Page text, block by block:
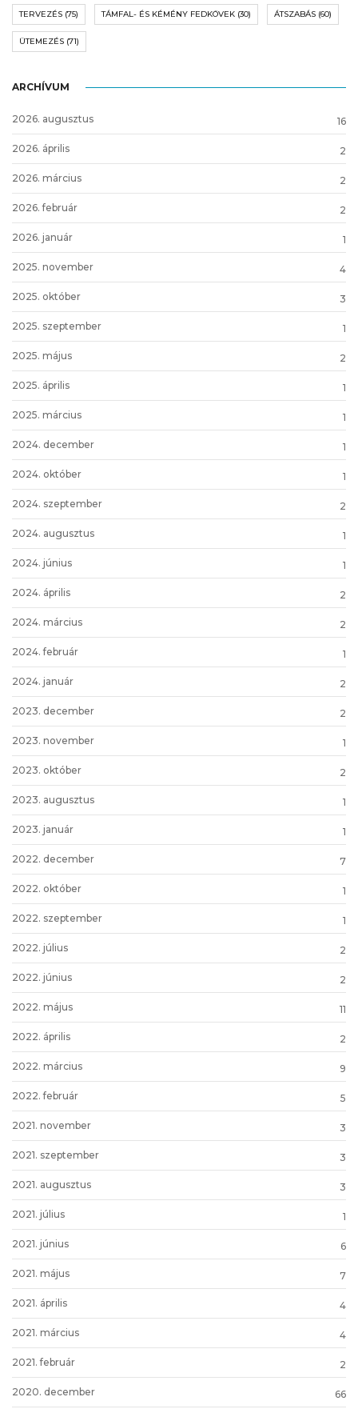
TERVEZÉS (75) TÁMFAL- ÉS KÉMÉNY FEDKÖVEK (30) ÁTSZABÁS (60)
ÜTEMEZÉS (71)
ARCHÍVUM
2026. augusztus 16
2026. április 2
2026. március 2
2026. február 2
2026. január 1
2025. november 4
2025. október 3
2025. szeptember 1
2025. május 2
2025. április 1
2025. március 1
2024. december 1
2024. október 1
2024. szeptember 2
2024. augusztus 1
2024. június 1
2024. április 2
2024. március 2
2024. február 1
2024. január 2
2023. december 2
2023. november 1
2023. október 2
2023. augusztus 1
2023. január 1
2022. december 7
2022. október 1
2022. szeptember 1
2022. július 2
2022. június 2
2022. május 11
2022. április 2
2022. március 9
2022. február 5
2021. november 3
2021. szeptember 3
2021. augusztus 3
2021. július 1
2021. június 6
2021. május 7
2021. április 4
2021. március 4
2021. február 2
2020. december 66